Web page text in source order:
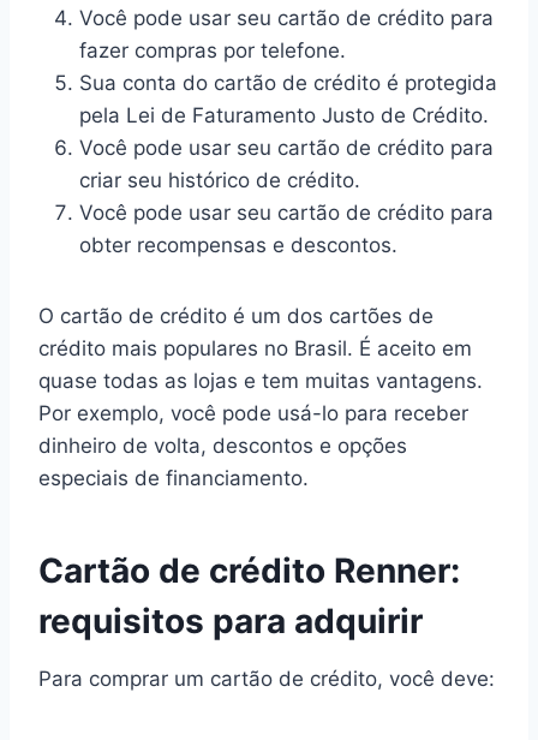
Você pode usar seu cartão de crédito para
fazer compras por telefone.
Sua conta do cartão de crédito é protegida
pela Lei de Faturamento Justo de Crédito.
Você pode usar seu cartão de crédito para
criar seu histórico de crédito.
Você pode usar seu cartão de crédito para
obter recompensas e descontos.
O cartão de crédito é um dos cartões de
crédito mais populares no Brasil. É aceito em
quase todas as lojas e tem muitas vantagens.
Por exemplo, você pode usá-lo para receber
dinheiro de volta, descontos e opções
especiais de financiamento.
Cartão de crédito Renner:
requisitos para adquirir
Para comprar um cartão de crédito, você deve: